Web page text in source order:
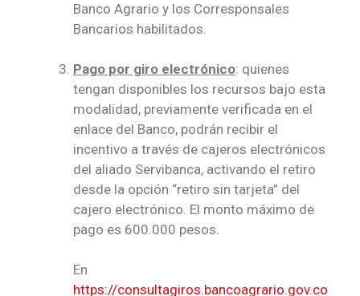
Banco Agrario y los Corresponsales
Bancarios habilitados.
Pago por giro electrónico: quienes
tengan disponibles los recursos bajo esta
modalidad, previamente verificada en el
enlace del Banco, podrán recibir el
incentivo a través de cajeros electrónicos
del aliado Servibanca, activando el retiro
desde la opción “retiro sin tarjeta” del
cajero electrónico. El monto máximo de
pago es 600.000 pesos.
En
https://consultagiros.bancoagrario.gov.co